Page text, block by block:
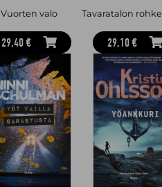
Vuorten valo
29,40 € 29,10 €